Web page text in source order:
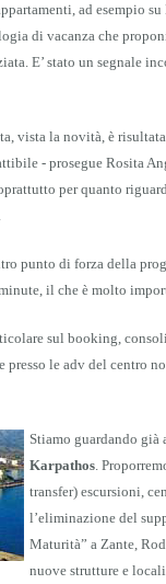
ad esempio
di vacanza che
E’ stato un segnale
vista la novità, è
- prosegue Rosita
per quanto
.
punto di forza della
il che è molto
sul booking,
presso le adv del centro
Stiamo guardando già
Karpathos.
transfer) escursioni,
l’eliminazione del
Maturità” a Zante,
nuove strutture e